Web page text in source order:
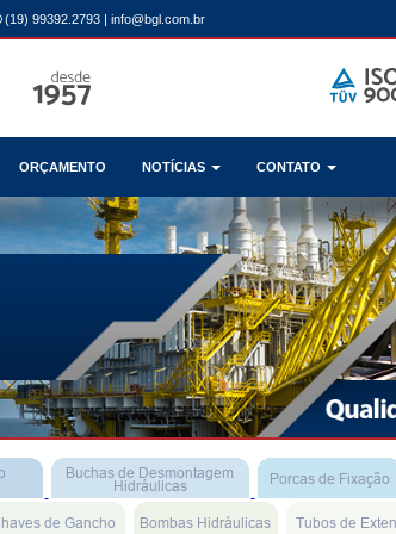
(19) 99392.2793 | info@bgl.com.br
ORÇAMENTO NOTÍCIAS CONTATO